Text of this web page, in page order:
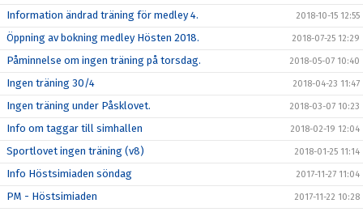
Information ändrad träning för medley 4. 2018-10-15 12:55
Öppning av bokning medley Hösten 2018. 2018-07-25 12:29
Påminnelse om ingen träning på torsdag. 2018-05-07 10:40
Ingen träning 30/4 2018-04-23 11:47
Ingen träning under Påsklovet. 2018-03-07 10:23
Info om taggar till simhallen 2018-02-19 12:04
Sportlovet ingen träning (v8) 2018-01-25 11:14
Info Höstsimiaden söndag 2017-11-27 11:04
PM - Höstsimiaden 2017-11-22 10:28